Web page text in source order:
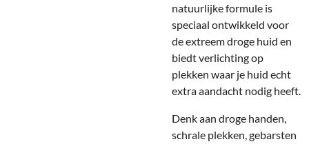
natuurlijke formule is
speciaal ontwikkeld voor
de extreem droge huid en
biedt verlichting op
plekken waar je huid echt
extra aandacht nodig heeft.
Denk aan droge handen,
schrale plekken, gebarsten